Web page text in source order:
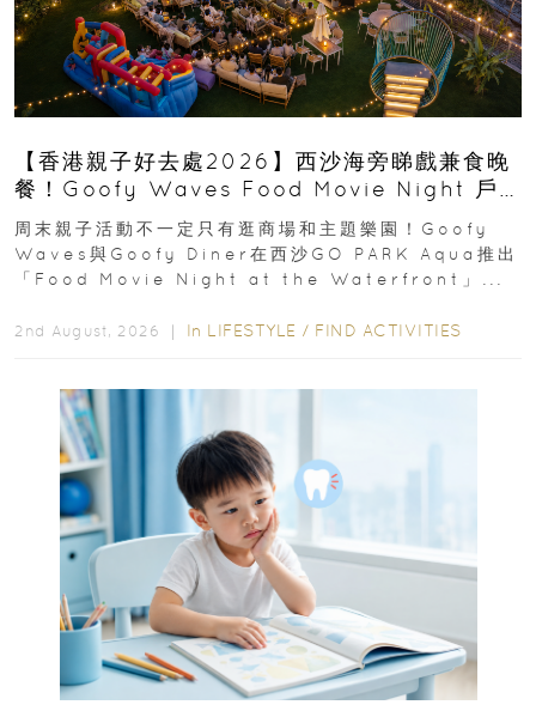
【香港親子好去處2026】西沙海旁睇戲兼食晚
餐！Goofy Waves Food Movie Night 戶
外影院逢週末登場
周末親子活動不一定只有逛商場和主題樂園！Goofy
Waves與Goofy Diner在西沙GO PARK Aqua推出
「Food Movie Night at the Waterfront」...
2nd August, 2026 ｜ In LIFESTYLE / FIND ACTIVITIES